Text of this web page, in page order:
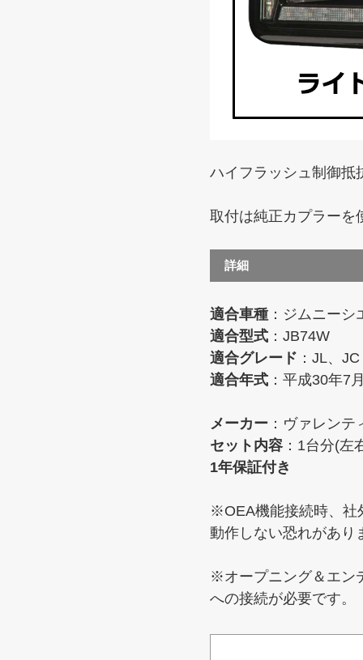
ハイフラッシュ制御抵
取付は純正カプラーを
詳細
適合車種 ：ジムニー
適合型式 ：JB74W
適合グレード ：JL、JC
適合年式 ：平成30年7
メーカー ：ヴァレンテ
セット内容 ：1台分(左
1年保証付き
※OEA機能接続時、社
動作しない恐れがあり
※オープニング＆エン
への接続が必要です。